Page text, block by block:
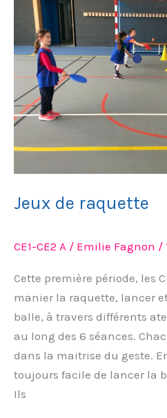
Jeux de raquette
CE1-CE2 A / Emilie Fagnon /
Cette première période, les
manier la raquette, lancer
balle, à travers différents
au long des 6 séances.
dans la maitrise du geste.
toujours facile de lancer la
Ils
raquette